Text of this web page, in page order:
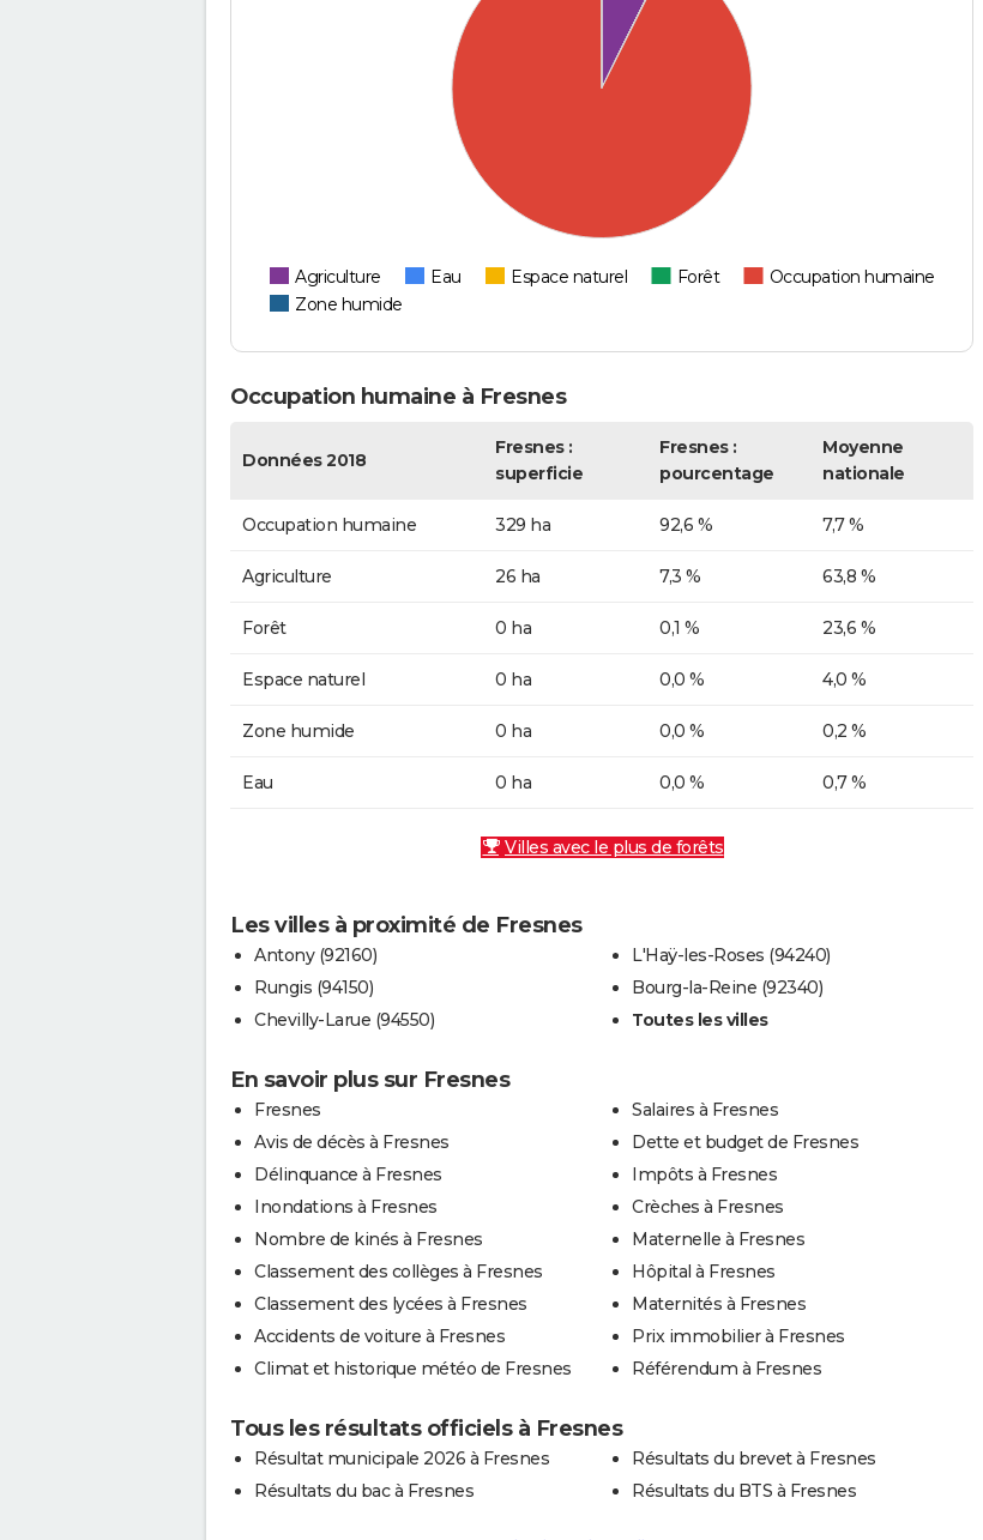
Agriculture Eau Espace naturel Forêt
Occupation humaine
Zone humide
Occupation humaine à Fresnes
Données 2018
Fresnes :
superficie
Fresnes :
pourcentage
Moyenne
nationale
Occupation humaine 329 ha 92,6 % 7,7 %
Agriculture 26 ha 7,3 % 63,8 %
Forêt 0 ha 0,1 % 23,6 %
Espace naturel 0 ha 0,0 % 4,0 %
Zone humide 0 ha 0,0 % 0,2 %
Eau 0 ha 0,0 % 0,7 %
Villes avec le plus de forêts
Les villes à proximité de Fresnes
Antony (92160)
Rungis (94150)
Chevilly-Larue (94550)
L'Haÿ-les-Roses (94240)
Bourg-la-Reine (92340)
Toutes les villes
En savoir plus sur Fresnes
Fresnes
Avis de décès à Fresnes
Délinquance à Fresnes
Inondations à Fresnes
Nombre de kinés à Fresnes
Classement des collèges à Fresnes
Classement des lycées à Fresnes
Accidents de voiture à Fresnes
Climat et historique météo de Fresnes
Salaires à Fresnes
Dette et budget de Fresnes
Impôts à Fresnes
Crèches à Fresnes
Maternelle à Fresnes
Hôpital à Fresnes
Maternités à Fresnes
Prix immobilier à Fresnes
Référendum à Fresnes
Tous les résultats officiels à Fresnes
Résultat municipale 2026 à Fresnes
Résultats du bac à Fresnes
Résultats du brevet à Fresnes
Résultats du BTS à Fresnes